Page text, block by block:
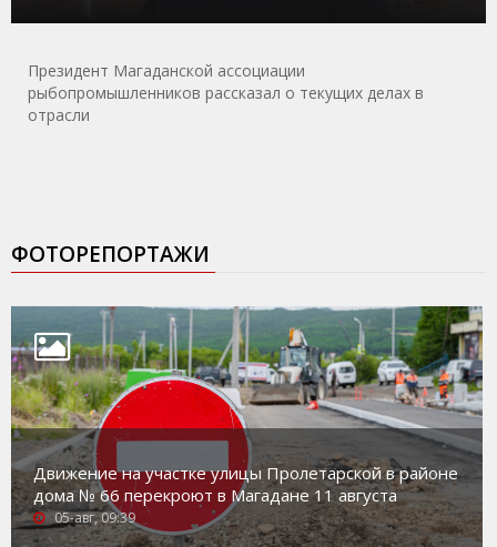
Президент Магаданской ассоциации
рыбопромышленников рассказал о текущих делах в
отрасли
ФОТОРЕПОРТАЖИ
Движение на участке улицы Пролетарской в районе
дома № 66 перекроют в Магадане 11 августа
05-авг, 09:39